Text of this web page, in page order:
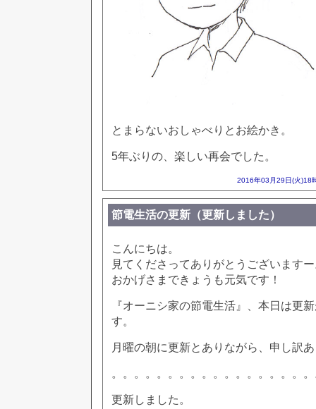
とまらないおしゃべりとお絵かき。
5年ぶりの、楽しい再会でした。
2016年03月29日(火)18
節電生活の更新（更新しました）
こんにちは。
見てくださってありがとうございます
おかげさまできょうも元気です！
『オーニシ家の節電生活』、本日は更
す。
月曜の朝に更新とありながら、申し訳
。。。。。。。。。。。。。。。。。
更新しました。